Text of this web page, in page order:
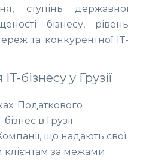
ступінь державної
бізнесу, рівень
та конкурентної ІТ-
бізнесу у Грузії
Податкового
в Грузії
що надають свої
клієнтам за межами